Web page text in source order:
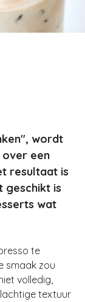
wordt
een
resultaat is
geschikt is
wat
te
smaak zou
volledig,
textuur